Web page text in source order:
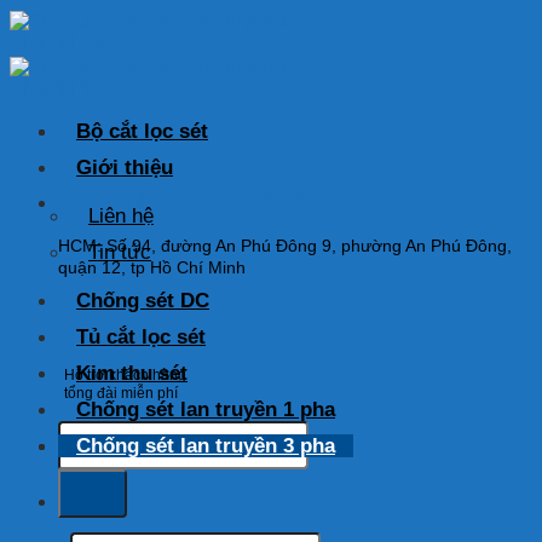
Skip
content
HOTLINE: 0925 038 097
HCM: Số 94, đường An Phú Đông 9, phường An Phú Đông,
quận 12, tp Hồ Chí Minh
Hỗ trợ khách hàng
tổng đài miễn phí
Tìm
kiếm:
Bộ cắt lọc sét
Giới thiệu
Liên hệ
Tin tức
Chống sét DC
Tủ cắt lọc sét
Kim thu sét
Chống sét lan truyền 1 pha
Chống sét lan truyền 3 pha